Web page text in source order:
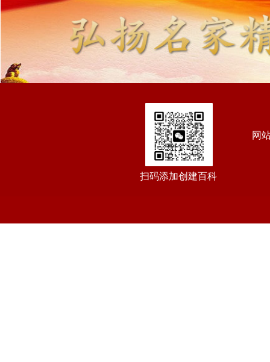
网
扫码添加创建百科